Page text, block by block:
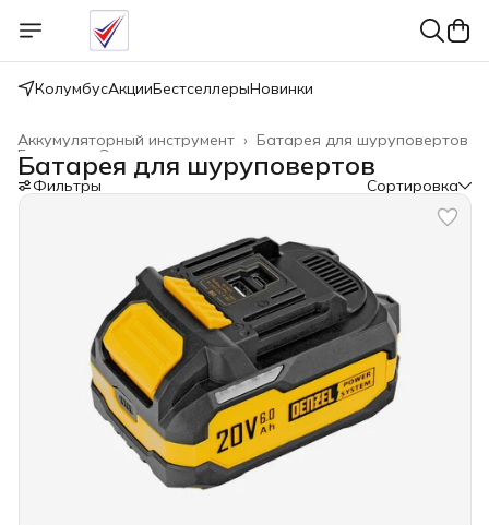
КолумбусАкцииБестселлерыНовинки
Батарея для шуруповертов
Аккумуляторный инструмент ›
Электроинструмент
Главная
Батарея для шуруповертов
Фильтры Сортировка